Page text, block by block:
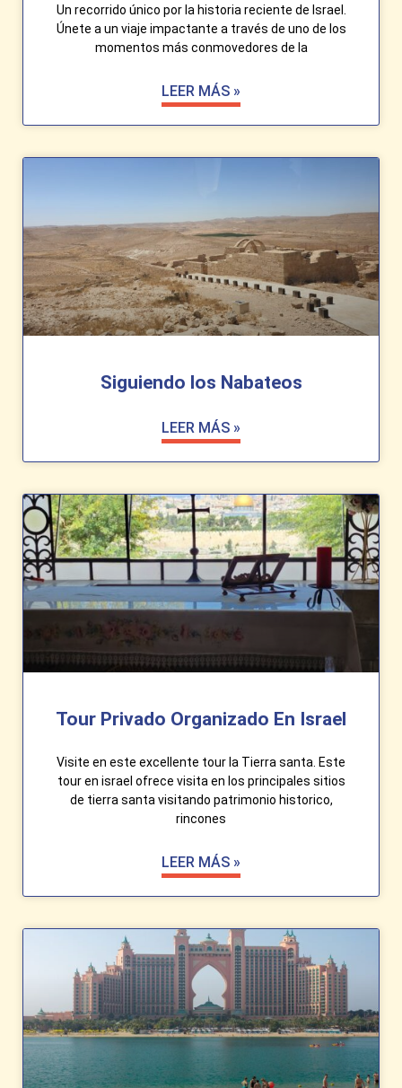
Un recorrido único por la historia reciente de Israel.
Únete a un viaje impactante a través de uno de los
momentos más conmovedores de la
LEER MÁS »
Siguiendo los Nabateos
LEER MÁS »
Tour Privado Organizado En Israel
Visite en este excellente tour la Tierra santa. Este
tour en israel ofrece visita en los principales sitios
de tierra santa visitando patrimonio historico,
rincones
LEER MÁS »